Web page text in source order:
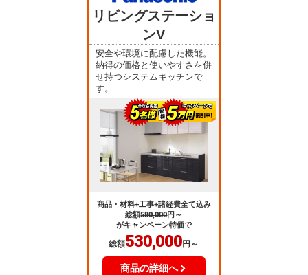
リビングステーショ
ンV
安全や環境に配慮した機能。
納得の価格と使いやすさを併
せ持つシステムキッチンで
す。
商品・材料+工事+諸経費全て込み
総額580,000円～
がキャンペーン特価で
総額530,000円～
商品の詳細へ